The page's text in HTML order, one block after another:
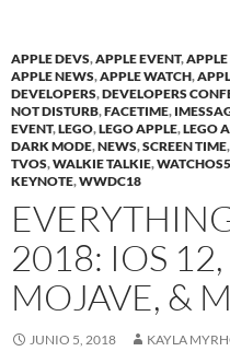
APPLE DEVS,APPLE EVENT,
APPLE NEWS,APPLE WATCH,
DEVELOPERS,DEVELOPERS
NOT DISTURB,FACETIME,
EVENT,LEGO,LEGO APPLE,LEGO
DARK MODE,NEWS,SCREEN TIME,
TVOS,WALKIE TALKIE,WATCHOS5
KEYNOTE,WWDC18
2018: IOS
MOJAVE, &
JUNIO 5, 2018 KAYLA